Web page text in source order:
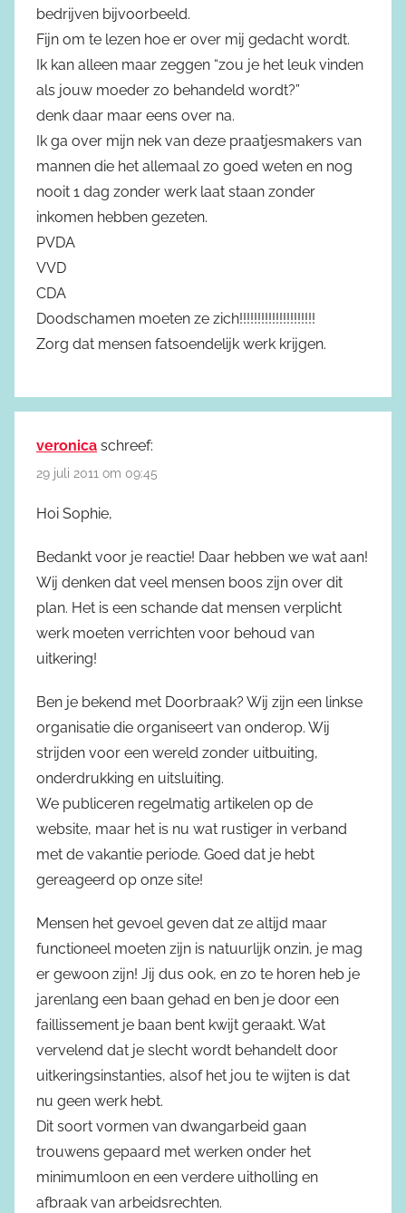
bedrijven bijvoorbeeld.
Fijn om te lezen hoe er over mij gedacht wordt.
Ik kan alleen maar zeggen “zou je het leuk vinden
als jouw moeder zo behandeld wordt?”
denk daar maar eens over na.
Ik ga over mijn nek van deze praatjesmakers van
mannen die het allemaal zo goed weten en nog
nooit 1 dag zonder werk laat staan zonder
inkomen hebben gezeten.
PVDA
VVD
CDA
Doodschamen moeten ze zich!!!!!!!!!!!!!!!!!!!!!
Zorg dat mensen fatsoendelijk werk krijgen.
veronica schreef:
29 juli 2011 om 09:45
Hoi Sophie,
Bedankt voor je reactie! Daar hebben we wat aan!
Wij denken dat veel mensen boos zijn over dit
plan. Het is een schande dat mensen verplicht
werk moeten verrichten voor behoud van
uitkering!
Ben je bekend met Doorbraak? Wij zijn een linkse
organisatie die organiseert van onderop. Wij
strijden voor een wereld zonder uitbuiting,
onderdrukking en uitsluiting.
We publiceren regelmatig artikelen op de
website, maar het is nu wat rustiger in verband
met de vakantie periode. Goed dat je hebt
gereageerd op onze site!
Mensen het gevoel geven dat ze altijd maar
functioneel moeten zijn is natuurlijk onzin, je mag
er gewoon zijn! Jij dus ook, en zo te horen heb je
jarenlang een baan gehad en ben je door een
faillissement je baan bent kwijt geraakt. Wat
vervelend dat je slecht wordt behandelt door
uitkeringsinstanties, alsof het jou te wijten is dat
nu geen werk hebt.
Dit soort vormen van dwangarbeid gaan
trouwens gepaard met werken onder het
minimumloon en een verdere uitholling en
afbraak van arbeidsrechten.